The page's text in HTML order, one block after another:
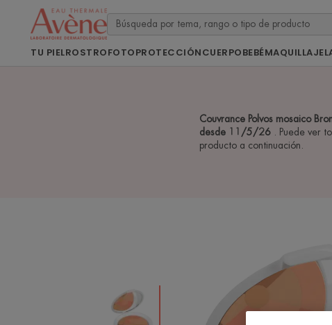
TU PIELROSTROFOTOPROTECCIÓNCUERPOBEBÉMAQUILLAJE
Couvrance Polvos mosaico
desde 11/5/26
. Puede ver
producto a continuación.